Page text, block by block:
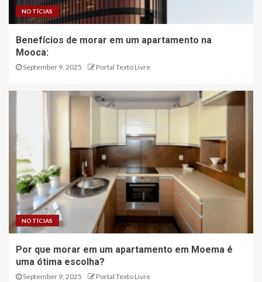
NOTÍCIAS
Benefícios de morar em um apartamento na
Mooca:
September 9, 2025 Portal Texto Livre
NOTÍCIAS
Por que morar em um apartamento em Moema é
uma ótima escolha?
September 9, 2025 Portal Texto Livre